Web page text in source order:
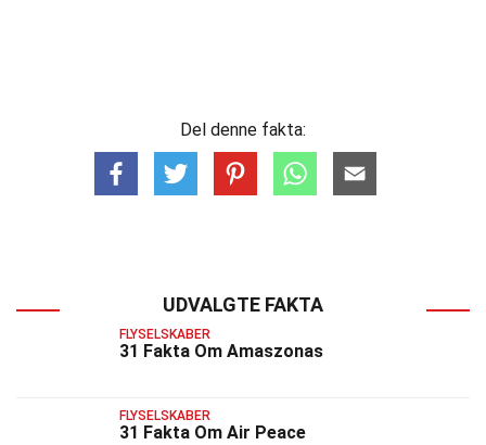
Del denne fakta:
UDVALGTE FAKTA
FLYSELSKABER
31 Fakta Om Amaszonas
FLYSELSKABER
31 Fakta Om Air Peace